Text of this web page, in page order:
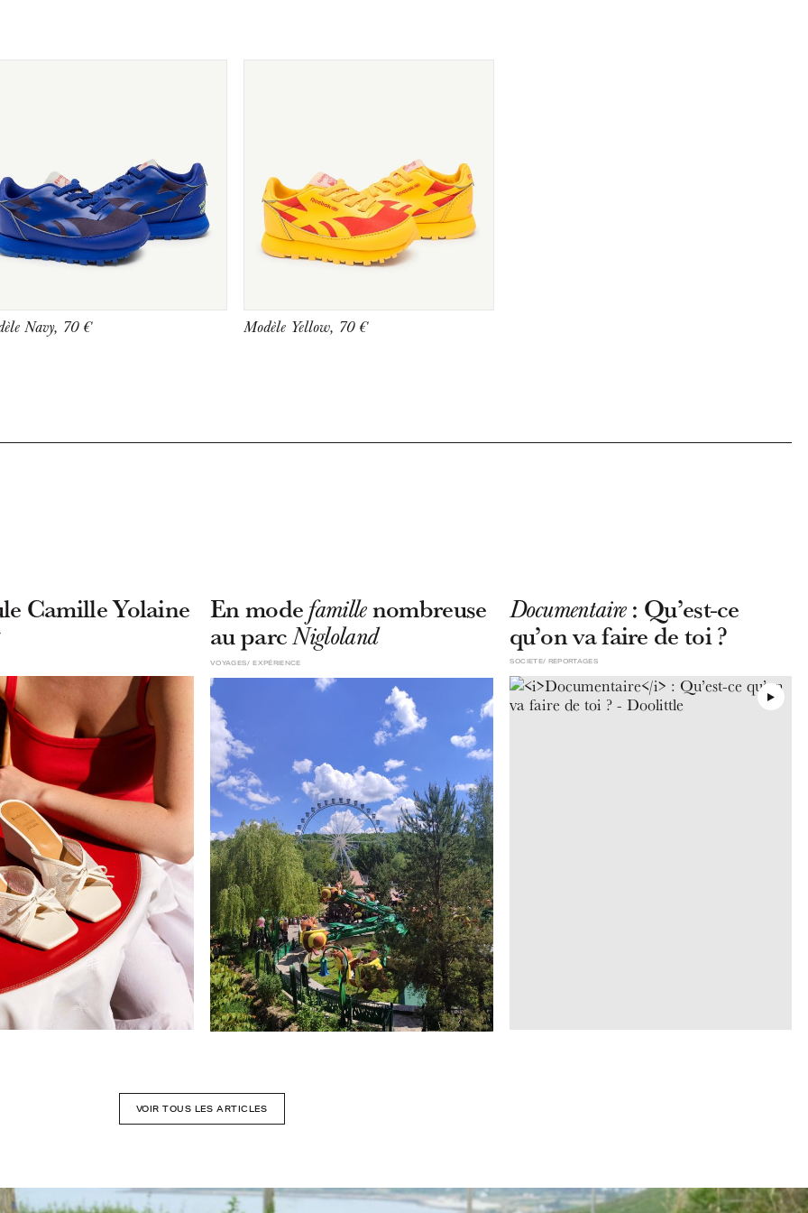
Navy, 70 € Modèle Yellow, 70 €
Camille Yolaine En modefamillenombreuse
au parcNigloland
EXPÉRIENCE
VOYAGES
Documentaire: Qu’est-ce
qu’on va faire de toi ?
REPORTAGES
SOCIETE
VOIR TOUS LES ARTICLES